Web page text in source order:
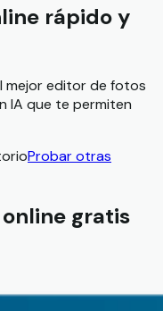
rápido y
mejor editor de fotos
IA que te permiten
Probar otras
gratis